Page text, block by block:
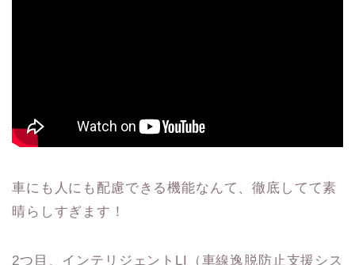
車にも人にも配慮できる機能なんて、徹底してて素
晴らしすぎます！
2つ目、インテリジェントLI（車線逸脱防止支援シス